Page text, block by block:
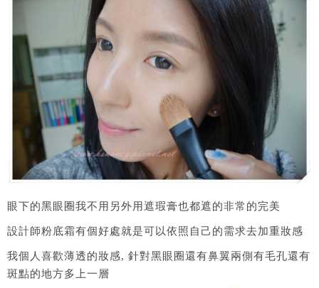
眼下的黑眼圈我不用另外用遮瑕膏也都遮的非常的完美
設計師粉底霜有個好處就是可以依照自己的需求去加重妝感
我個人喜歡薄透的妝感, 針對黑眼圈還有鼻翼兩側有毛孔還有
斑點的地方多上一層